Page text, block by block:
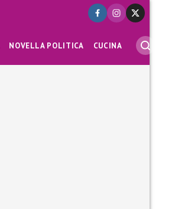
NOVELLA POLITICA CUCINA